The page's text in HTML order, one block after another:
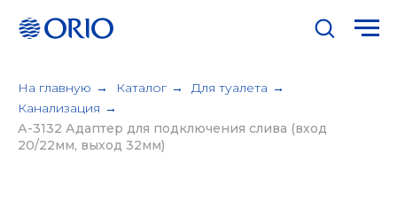
На главную → Каталог → Для туалета →
Канализация →
А-3132 Адаптер для подключения слива (вход
20/22мм, выход 32мм)